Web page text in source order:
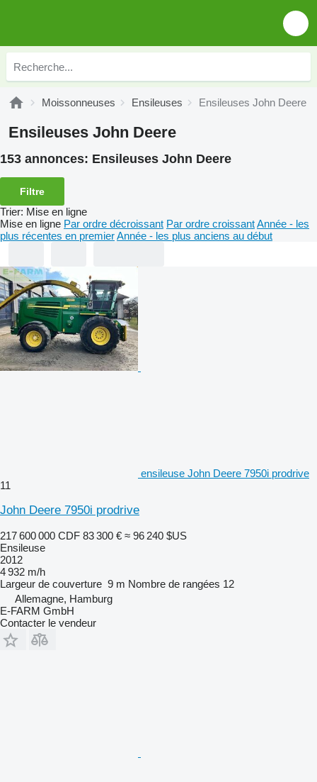
Moissonneuses Ensileuses Ensileuses John Deere
Ensileuses John Deere
153 annonces: Ensileuses John Deere
Filtre
Trier: Mise en ligne
Mise en ligne Par ordre décroissant Par ordre croissantAnnée - les
plus récentes en premierAnnée - les plus anciens au début
ensileuse John Deere 7950i prodrive
11
John Deere 7950i prodrive
217 600 000 CDF 83 300 € ≈ 96 240 $US
Ensileuse
2012
4 932 m/h
Largeur de couverture 9 m Nombre de rangées 12
Allemagne, Hamburg
E-FARM GmbH
Contacter le vendeur